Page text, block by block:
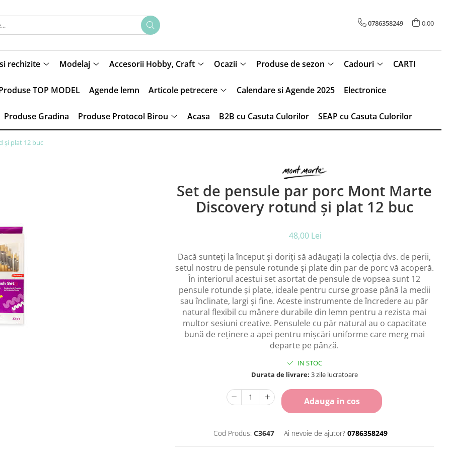
0786358249 0,00
rechizite Modelaj Accesorii Hobby, Craft Ocazii Produse de sezon Cadouri CARTI
TOP MODEL Agende lemn Articole petrecere Calendare si Agende 2025 Electronice
Produse Gradina Produse Protocol Birou Acasa B2B cu Casuta Culorilor SEAP cu Casuta Culorilor
și plat 12 buc
Set de pensule par porc Mont Marte
Discovery rotund și plat 12 buc
48,00 Lei
Dacă sunteți la început și doriți să adăugați la colecția dvs. de perii,
setul nostru de pensule rotunde și plate din par de porc vă acoperă.
În interiorul acestui set asortat de pensule de vopsea sunt 12
pensule rotunde și plate, ideale pentru curse groase până la medii
sau înclinate, largi și fine. Aceste instrumente de încredere au păr
natural flexibil cu mânere durabile din lemn pentru a rezista mai
multor sesiuni creative. Pensulele cu păr natural au o capacitate
bună de reținere a apei pentru mișcări uniforme care merg mai
departe pe pânză.
IN STOC
Durata de livrare: 3 zile lucratoare
Adauga in cos
Cod Produs: C3647 Ai nevoie de ajutor? 0786358249